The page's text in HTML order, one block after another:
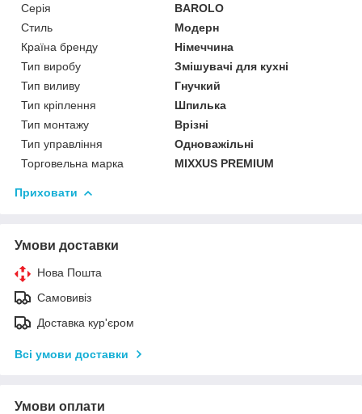
Серія
BAROLO
Стиль
Модерн
Країна бренду
Німеччина
Тип виробу
Змішувачі для кухні
Тип виливу
Гнучкий
Тип кріплення
Шпилька
Тип монтажу
Врізні
Тип управління
Одноважільні
Торговельна марка
MIXXUS PREMIUM
Приховати
Умови доставки
Нова Пошта
Самовивіз
Доставка кур'єром
Всі умови доставки
Умови оплати